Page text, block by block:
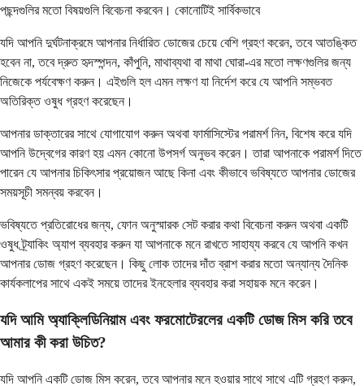
পছন্দগুলির মতো বিষয়গুলি বিবেচনা করবেন। কোনোটিই সার্বিকভাবে
যদি আপনি দুর্ঘটনাক্রমে আপনার নির্ধারিত ডোজের চেয়ে বেশি গ্রহণ করেন, তবে আতঙ্কিত
হবেন না, তবে দ্রুত হৃদস্পন্দন, কাঁপুনি, মাথাব্যথা বা মাথা ঘোরা-এর মতো লক্ষণগুলির জন্য
নিজেকে পর্যবেক্ষণ করুন। এইগুলি হল এমন লক্ষণ যা নির্দেশ করে যে আপনি সম্ভবত
অতিরিক্ত ওষুধ গ্রহণ করেছেন।
আপনার ডাক্তারের সাথে যোগাযোগ করুন অথবা ফার্মাসিস্টের পরামর্শ নিন, বিশেষ করে যদি
আপনি উদ্বেগের কারণ হয় এমন কোনো উপসর্গ অনুভব করেন। তারা আপনাকে পরামর্শ দিতে
পারেন যে আপনার চিকিৎসার প্রয়োজন আছে কিনা এবং কীভাবে ভবিষ্যতে আপনার ডোজের
সময়সূচী সমন্বয় করবেন।
ভবিষ্যতে প্রতিরোধের জন্য, ফোন অনুস্মারক সেট করার কথা বিবেচনা করুন অথবা একটি
ওষুধ ট্র্যাকিং অ্যাপ ব্যবহার করুন যা আপনাকে মনে রাখতে সাহায্য করবে যে আপনি কখন
আপনার ডোজ গ্রহণ করেছেন। কিছু লোক তাদের দাঁত ব্রাশ করার মতো অন্যান্য দৈনিক
কার্যকলাপের সাথে একই সময়ে তাদের ইনহেলার ব্যবহার করা সহায়ক মনে করেন।
যদি আমি অ্যাক্লিডিনিয়াম এবং ফরমোটেরলের একটি ডোজ মিস করি তবে
আমার কী করা উচিত?
যদি আপনি একটি ডোজ মিস করেন, তবে আপনার মনে হওয়ার সাথে সাথে এটি গ্রহণ করুন,